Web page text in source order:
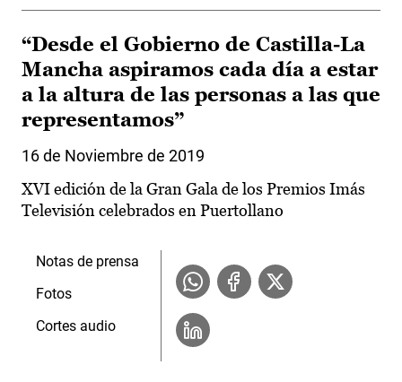
“Desde el Gobierno de Castilla-La
Mancha aspiramos cada día a estar
a la altura de las personas a las que
representamos”
16 de Noviembre de 2019
XVI edición de la Gran Gala de los Premios Imás
Televisión celebrados en Puertollano
Notas de prensa
Fotos
Cortes audio